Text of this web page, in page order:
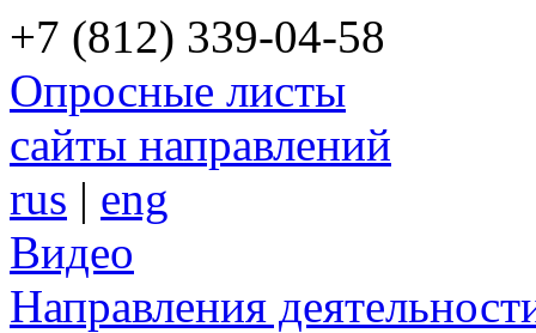
+7 (812) 339-04-58
Опросные листы
сайты направлений
rus | eng
Видео
Направления